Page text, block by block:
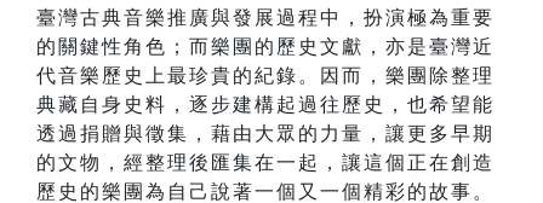
臺灣古典音樂推廣與發展過程中，扮演極為重要
的關鍵性角色；而樂團的歷史文獻，亦是臺灣近
代音樂歷史上最珍貴的紀錄。因而，樂團除整理
典藏自身史料，逐步建構起過往歷史，也希望能
透過捐贈與徵集，藉由大眾的力量，讓更多早期
的文物，經整理後匯集在一起，讓這個正在創造
歷史的樂團為自己說著一個又一個精彩的故事。